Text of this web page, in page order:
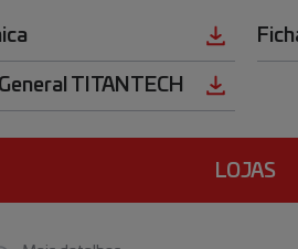
TITANTECH
LOJAS